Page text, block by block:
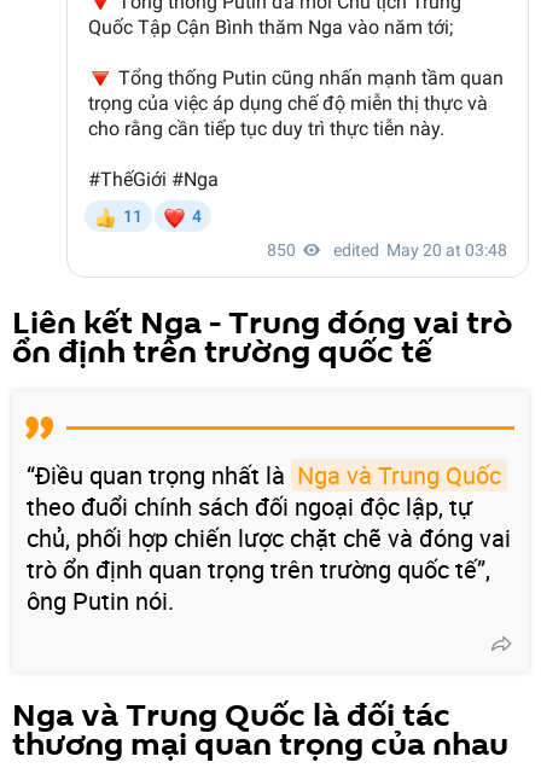
Liên kết Nga - Trung đóng vai trò
ổn định trên trường quốc tế
“Điều quan trọng nhất là Nga và Trung Quốc
theo đuổi chính sách đối ngoại độc lập, tự
chủ, phối hợp chiến lược chặt chẽ và đóng vai
trò ổn định quan trọng trên trường quốc tế”,
ông Putin nói.
Nga và Trung Quốc là đối tác
thương mại quan trọng của nhau